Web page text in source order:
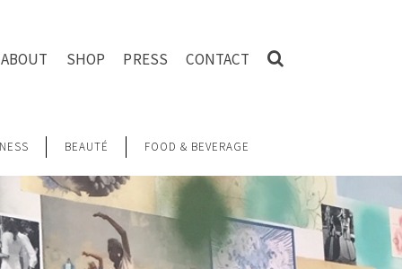
ABOUT SHOP PRESS CONTACT
BEAUTÉ FOOD & BEVERAGE